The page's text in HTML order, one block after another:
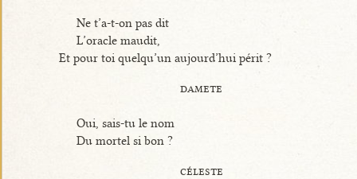
Ne t’a-t-on pas dit
L’oracle maudit,
Et pour toi quelqu’un aujourd’hui périt ?
damete
Oui, sais-tu le nom
Du mortel si bon ?
céleste